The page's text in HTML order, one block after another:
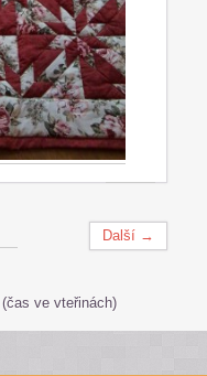
Další →
(čas ve vteřinách)